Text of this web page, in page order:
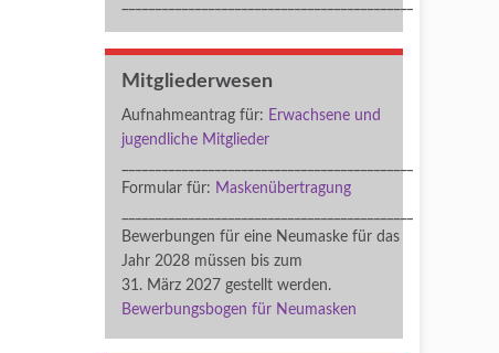
Mitgliederwesen
Aufnahmeantrag für: Erwachsene und
jugendliche Mitglieder
Formular für: Maskenübertragung
Bewerbungen für eine Neumaske für das
Jahr 2028 müssen bis zum
31. März 2027 gestellt werden.
Bewerbungsbogen für Neumasken